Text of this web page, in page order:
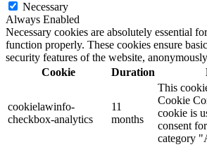
Necessary
Always Enabled
Necessary cookies are absolutely essential
function properly. These cookies ensure
security features of the website,
Cookie
Duration
cookielawinfo-
checkbox-analytics
11
months
This
Cookie
cookie is
consent
category